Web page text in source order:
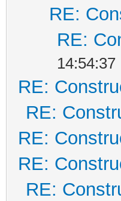
RE:
RE:
14:54:37
RE:
RE:
RE:
RE:
RE: